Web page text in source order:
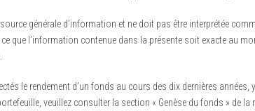
générale d’information et ne doit pas être interprétée
que l’information contenue dans la présente soit exacte au
le rendement d’un fonds au cours des dix dernières
veuillez consulter la section « Genèse du fonds » de la